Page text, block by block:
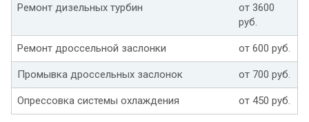
Ремонт дизельных турбин
от 3600
руб.
Ремонт дроссельной заслонки от 600 руб.
Промывка дроссельных заслонок от 700 руб.
Опрессовка системы охлаждения от 450 руб.